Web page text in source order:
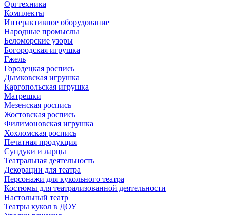
Оргтехника
Комплекты
Интерактивное оборудование
Народные промыслы
Беломорские узоры
Богородская игрушка
Гжель
Городецкая роспись
Дымковская игрушка
Каргопольская игрушка
Матрешки
Мезенская роспись
Жостовская роспись
Филимоновская игрушка
Хохломская роспись
Печатная продукция
Сундуки и ларцы
Театральная деятельность
Декорации для театра
Персонажи для кукольного театра
Костюмы для театрализованной деятельности
Настольный театр
Театры кукол в ДОУ